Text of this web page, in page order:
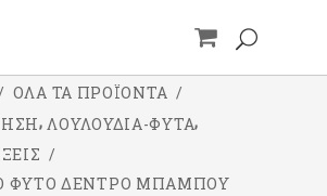
ΌΛΑ ΤΑ ΠΡΟΪΌΝΤΑ /
, ΛΟΥΛΟΥΔΙΑ-ΦΥΤΑ,
/
ΦΥΤΌ ΔΈΝΤΡΟ ΜΠΑΜΠΟΎ